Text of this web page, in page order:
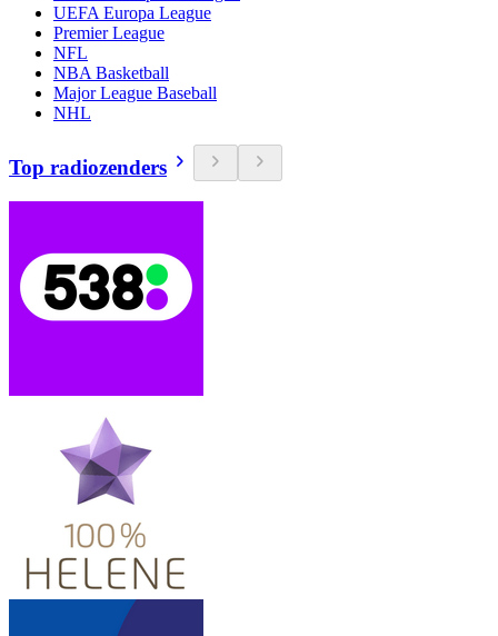
UEFA Europa League
Premier League
NFL
NBA Basketball
Major League Baseball
NHL
Top radiozenders